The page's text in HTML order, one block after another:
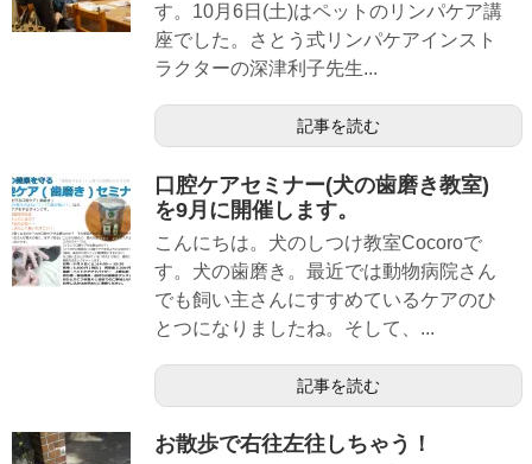
す。10月6日(土)はペットのリンパケア講
座でした。さとう式リンパケアインスト
ラクターの深津利子先生...
記事を読む
口腔ケアセミナー(犬の歯磨き教室)
を9月に開催します。
こんにちは。犬のしつけ教室Cocoroで
す。犬の歯磨き。最近では動物病院さん
でも飼い主さんにすすめているケアのひ
とつになりましたね。そして、...
記事を読む
お散歩で右往左往しちゃう！